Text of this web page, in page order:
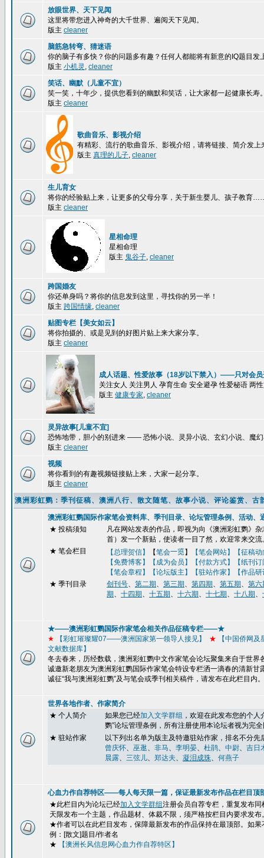
放眼世界、天下见闻
这里将带您进入神奇的大千世界、遍阅天下见闻。
版主 cleaner
脑筋急转弯、猜迷语
你的脑子有多快？你的问题多有趣？任何人都能将有新意的IQ题目发
版主 小机灵 , cleaner
笑话、幽默（儿童不宜）
笑一笑，十年少，提供您看到的幽默和笑话，让大家都一起健康长寿
版主 cleaner
歌曲音乐、影视介绍
有精彩、流行的歌曲音乐、影视介绍，请将链接、简介发上
版主 真理的儿子, cleaner
生儿育女
将你的经验贴上来，让更多的父母分享，关于新生婴儿、孩子教育
版主 cleaner
星相命理
星相命理
版主 鬼谷子, cleaner
跨国婚友
你还单身吗？将你的信息发到这里，寻找你的另一半！
版主 跨国情缘, cleaner
贴图专栏【美女如云】
将你拍摄的、或是见到的好图片贴上来大家分享。
版主 cleaner
成人话题、性爱故事（18岁以下禁入）——只对会员
关注女人 关注男人 孕育生命 安全避孕 性爱秘语 两
版主 健康专家, cleaner
灵异故事[儿童不宜]
恐怖地带，胆小的别进来 —— 恐怖小说、灵异小说、玄幻小说、魔
版主 cleaner
视频
将你看到的有趣视频链接贴上来，大家一起分享。
版主 cleaner
澳洲彩虹鹦：季刊征稿、澳洲八行、散文随笔、故事小说、评论鉴赏、
澳洲彩虹鹦国际作家笔会资料库、季刊目录、论坛管理条例、活动
★ 投稿须知
凡在网站发表的作品，即视为向《澳洲彩虹鹦》
首）发一个新贴，使读者一目了然，欢迎常来交
★ 笔会栏目
【总理贺信】 【笔会一览】 【笔会网站】
【征稿
【免费博客】
【成为会员】【付款方式】【纸刊
【笔会章程】
【论坛版主】 【驻站作家】
【作品
★ 季刊目录 创刊号、 第二期、 第三期、 第四期、 第五期、 第六
期、 十四期、 十五期、 十六期、 十七期、 十八期、
★——澳洲彩虹鹦国际作家笔会相关作品征稿专栏——★
★
【彩虹璀璨耀07——澳洲国家第一领导人接见】 ★ 【中国侨网及
文献数据库】
冬去春来，历经数载，澳洲彩虹鹦中文作家笔会论坛聚集来自于世界
诚邀新老朋友为澳洲彩虹鹦国际作家笔会特设专栏洒一滴春的清新
诚征“我与澳洲彩虹鹦”及与笔会或季刊 相关稿件，请发布在此栏目内
世界各地作者、作家简介
★ 个人简介
如果您已经加入文学群组 ， 欢迎在此发布您的个人
鹦”论坛管理条例，所有注册使用本论坛者视为完
★ 驻站作家
以下列出名单为版主及特邀驻站作家，排名不分先
曾庆怀、 巫逖、 非马、 李明晏、 杜鹃、 中尉、 吉日
晨露、 三弦儿、 郑达夫、 凝泪成珠、 何燕子
心血力作自荐特区——每人每天限一篇，保证最新发布作品在栏目顶
★此栏目内为论坛已经加入文学群组注册会员自荐专栏，重复发布
天限发布一个主题，作品题材、体裁不限，须严格按栏目内要求发布
★作者可以在此栏目发布，保障最新发布的作品保持在最顶部。如
例：[散文]题目/作者名
★ 【澳洲长风信息网心血力作自荐特区】